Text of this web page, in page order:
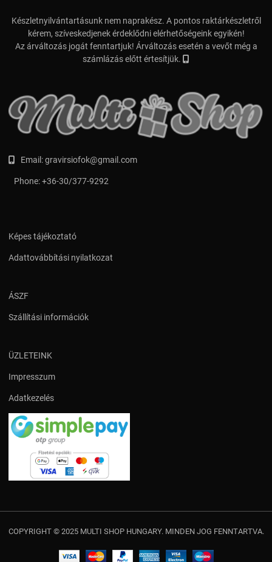
Készletnyilvántartásunk nem naprakész. A pontos raktárkészletről
kérem, szíveskedjenek érdeklődni elérhetőségeink egyikén!
Az árváltozás jogát fenntartjuk! Árváltozás esetén a vevőt még a
számlázás előtt értesítjük.
Email:gravirsiofok@gmail.com
Phone:+36-30/377-9292
Képes tájékoztató
Adattovábbítási nyilatkozat
ÁSZF
Szállítási információk
ÜZLETEINK
Impresszum
Adatkezelés
COPYRIGHT © 2025 MULTI SHOP HUNGARY. MINDEN JOG FENNTARTVA.